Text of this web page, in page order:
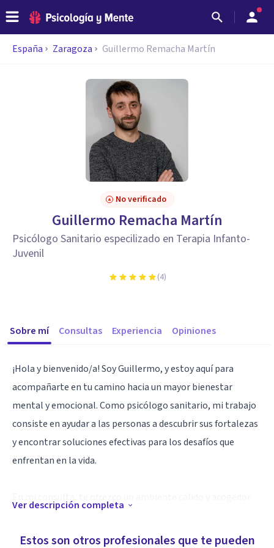
España Zaragoza Guillermo Remacha Martín
No verificado
Guillermo Remacha Martín
Psicólogo Sanitario especilizado en Terapia Infanto-
Juvenil
(4)
Sobre mí Consultas Experiencia Opiniones
¡Hola y bienvenido/a! Soy Guillermo, y estoy aquí para
acompañarte en tu camino hacia un mayor bienestar
mental y emocional. Como psicólogo sanitario, mi trabajo
consiste en ayudar a las personas a descubrir sus fortalezas
y encontrar soluciones efectivas para los desafíos que
enfrentan en la vida.
pensamientos, sentimientos y experiencias más profundas.
Ver descripción completa
Estos son otros profesionales que te pueden